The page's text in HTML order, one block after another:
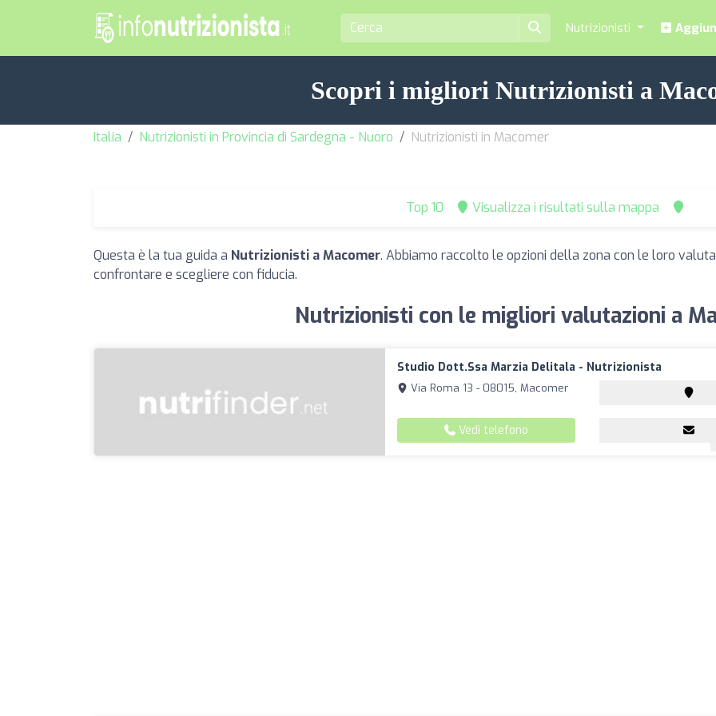
Nutrizionisti
Scopri i migliori Nutrizionisti a
Italia Nutrizionisti in Provincia di Sardegna - Nuoro Nutrizionisti in Macomer
Top 10 Visualizza i risultati sulla mappa
Questa è la tua guida a Nutrizionisti a Macomer. Abbiamo raccolto le opzioni della zona con le loro
confrontare e scegliere con fiducia.
Nutrizionisti con le migliori valutazioni a
Studio Dott.ssa Marzia Delitala - Nutrizionista
Via Roma 13 - 08015, Macomer
Vedi telefono